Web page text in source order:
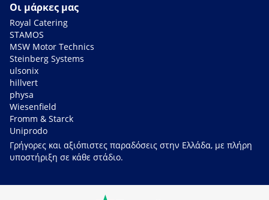
Οι μάρκες μας
Royal Catering
STAMOS
MSW Motor Technics
Steinberg Systems
ulsonix
hillvert
physa
Wiesenfield
Fromm & Starck
Uniprodo
Γρήγορες και αξιόπιστες παραδόσεις στην Ελλάδα, με πλήρη
υποστήριξη σε κάθε στάδιο.